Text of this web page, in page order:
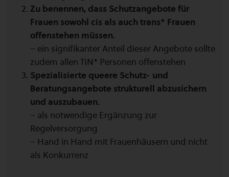
Zu benennen, dass Schutzangebote für
Frauen sowohl cis als auch trans* Frauen
offenstehen müssen.
– ein signifikanter Anteil dieser Angebote sollte
zudem allen TIN* Personen offenstehen
Spezialisierte queere Schutz- und
Beratungsangebote strukturell abzusichern
und auszubauen.
– als notwendige Ergänzung zur
Regelversorgung
– Hand in Hand mit Frauenhäusern und nicht
als Konkurrenz